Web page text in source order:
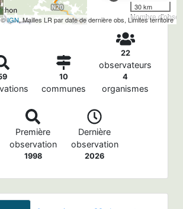
Nombre
30 km
IGN, Mailles LR par date de dernière obs, Limites territoire
10
communes
22
observateurs
4
organismes
Première
observation
1998
Dernière
observation
2026